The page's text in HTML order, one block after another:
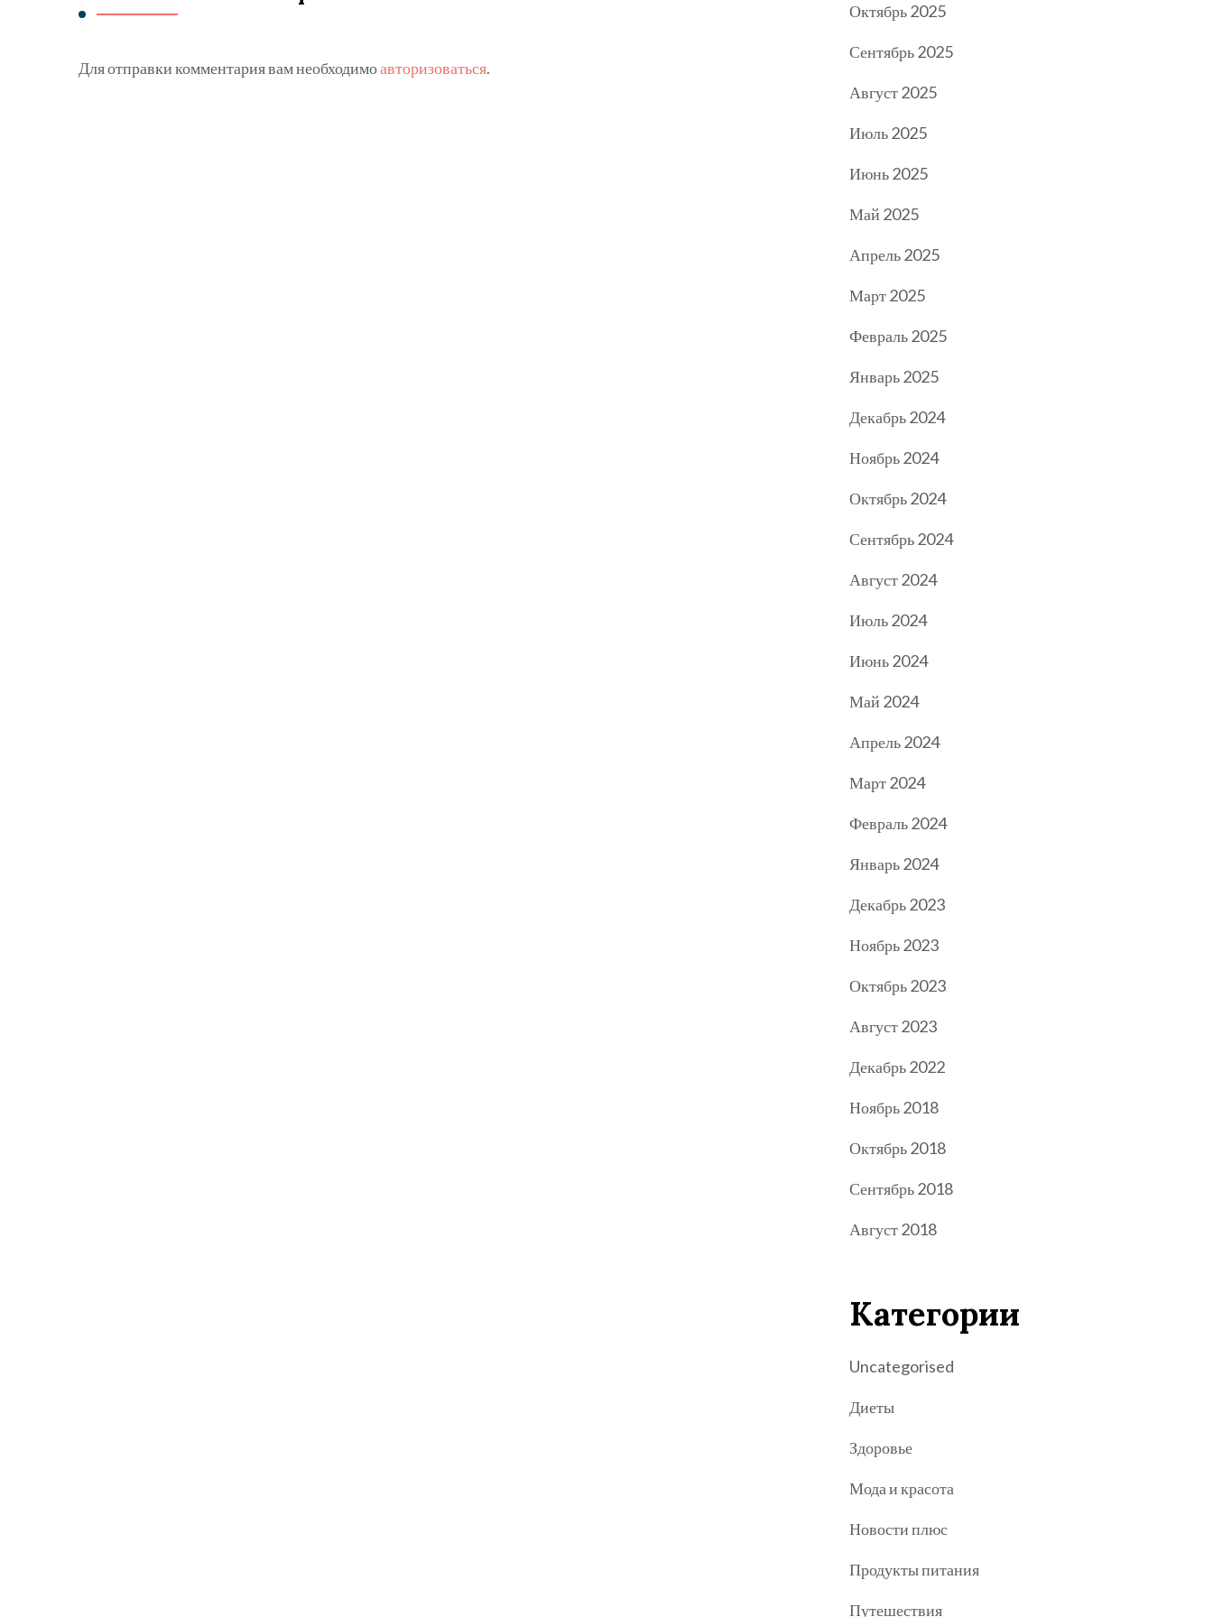
Для отправки комментария вам необходимоавторизоваться.
Октябрь 2025
Сентябрь 2025
Август 2025
Июль 2025
Июнь 2025
Май 2025
Апрель 2025
Март 2025
Февраль 2025
Январь 2025
Декабрь 2024
Ноябрь 2024
Октябрь 2024
Сентябрь 2024
Август 2024
Июль 2024
Июнь 2024
Май 2024
Апрель 2024
Март 2024
Февраль 2024
Январь 2024
Декабрь 2023
Ноябрь 2023
Октябрь 2023
Август 2023
Декабрь 2022
Ноябрь 2018
Октябрь 2018
Сентябрь 2018
Август 2018
Категории
Uncategorised
Диеты
Здоровье
Мода и красота
Новости плюс
Продукты питания
Путешествия